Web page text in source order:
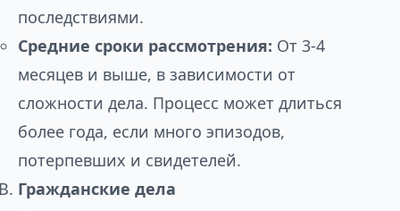
последствиями.
Средние сроки рассмотрения: От 3-4
месяцев и выше, в зависимости от
сложности дела. Процесс может длиться
более года, если много эпизодов,
потерпевших и свидетелей.
Гражданские дела